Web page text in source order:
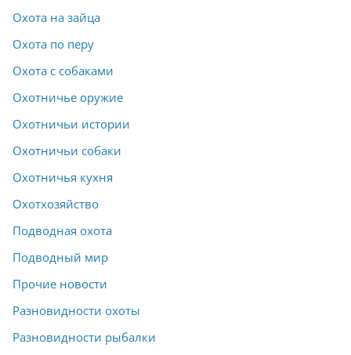
Охота на зайца
Охота по перу
Охота с собаками
Охотничье оружие
Охотничьи истории
Охотничьи собаки
Охотничья кухня
Охотхозяйство
Подводная охота
Подводный мир
Прочие новости
Разновидности охоты
Разновидности рыбалки